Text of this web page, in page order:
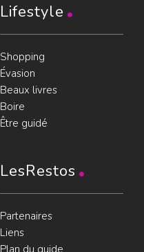
Lifestyle
Shopping
Évasion
Beaux livres
Boire
Être guidé
LesRestos
Partenaires
Liens
Plan du guide